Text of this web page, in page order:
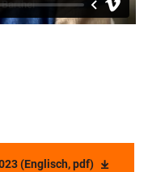
(Englisch, pdf)